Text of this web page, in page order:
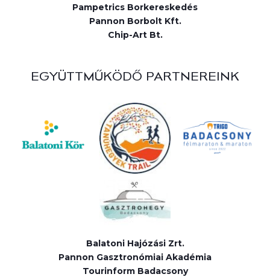
Pampetrics Borkereskedés
Pannon Borbolt Kft.
Chip-Art Bt.
EGYÜTTMŰKÖDŐ PARTNEREINK
Balatoni Hajózási Zrt.
Pannon Gasztronómiai Akadémia
Tourinform Badacsony